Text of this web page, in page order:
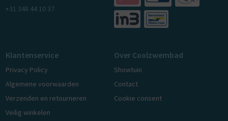
+31 348 44 10 37
Klantenservice
Privacy Policy
Algemene voorwaarden
Verzenden en retourneren
Veilig winkelen
Over Coolzwembad
Showtuin
Contact
Cookie consent